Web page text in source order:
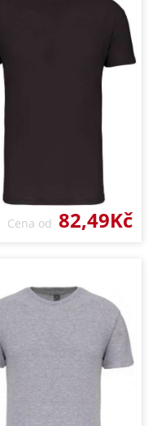
Cena od 82,49Kč